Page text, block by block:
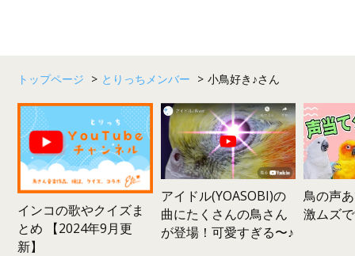
トップページ > とりっちメンバー > 小鳥好き♪さん
インコの歌やクイズま
とめ 【2024年9月更
新】
アイドル(YOASOBI)の
曲にたくさんの鳥さん
が登場！可愛すぎる〜♪
鳥の声
激ムズ